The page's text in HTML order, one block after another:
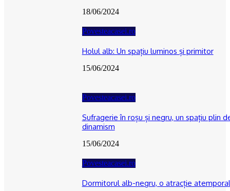
18/06/2024
Povesteacasei.ro
Holul alb: Un spațiu luminos și primitor
15/06/2024
Povesteacasei.ro
Sufragerie în roșu și negru, un spațiu plin
dinamism
15/06/2024
Povesteacasei.ro
Dormitorul alb-negru, o atracție